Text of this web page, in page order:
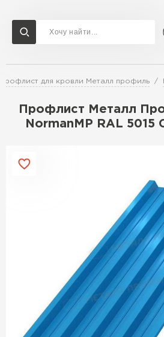
Профлист для кровли Металл профиль
Профлист Металл
NormanMP RAL 5015
Доставка и оплата Акции О
Перейти в каталог